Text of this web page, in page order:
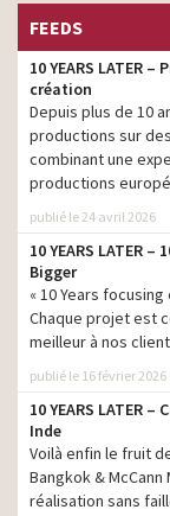
Puma US
Lipsy– Juhani
FEEDS
10 YEARS LATER
création
Depuis plus de 10
production​s sur
combinant une
productions
publié le 24 avril 2026
10 YEARS LATER –
Bigger
« 10 Years
Chaque projet est
meilleur à nos
publié le 16 février 2026
10 YEARS LATER
Inde
Voilà enfin le fruit
Bangkok &
réalisation sans